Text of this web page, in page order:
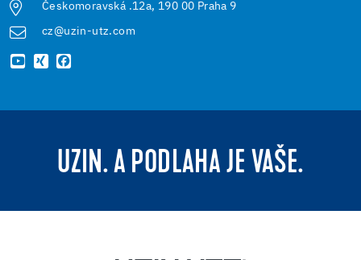
Českomoravská .12a, 190 00 Praha 9
cz@uzin-utz.com
UZIN. A PODLAHA JE VAŠE.